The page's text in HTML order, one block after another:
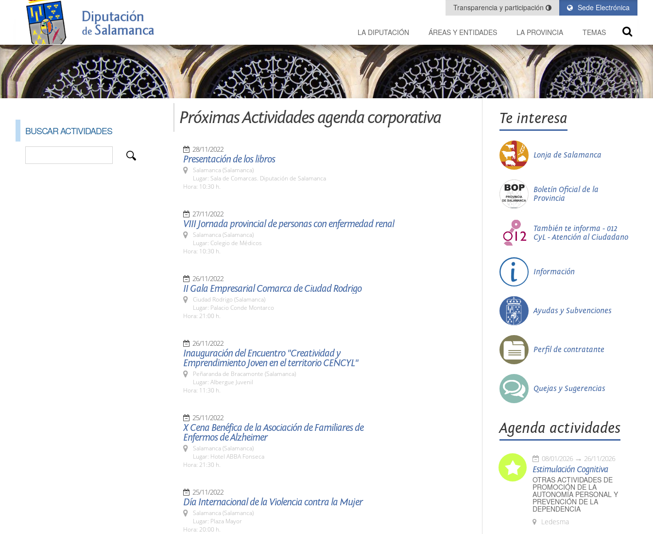
Sede Electrónica
Transparencia y participación
LA DIPUTACIÓN ÁREAS Y ENTIDADES LA PROVINCIA TEMAS
BUSCAR ACTIVIDADES
Próximas Actividades agenda corporativa
28/11/2022
Presentación de los libros
Salamanca (Salamanca)
Lugar: Sala de Comarcas. Diputación de Salamanca
Hora: 10:30 h.
27/11/2022
VIII Jornada provincial de personas con enfermedad renal
Salamanca (Salamanca)
Lugar: Colegio de Médicos
Hora: 10:30 h.
26/11/2022
II Gala Empresarial Comarca de Ciudad Rodrigo
Ciudad Rodrigo (Salamanca)
Lugar: Palacio Conde Montarco
Hora: 21:00 h.
26/11/2022
Inauguración del Encuentro "Creatividad y
Emprendimiento Joven en el territorio CENCYL"
Peñaranda de Bracamonte (Salamanca)
Lugar: Albergue Juvenil
Hora: 11:30 h.
25/11/2022
X Cena Benéfica de la Asociación de Familiares de
Enfermos de Alzheimer
Salamanca (Salamanca)
Lugar: Hotel ABBA Fonseca
Hora: 21:30 h.
25/11/2022
Día Internacional de la Violencia contra la Mujer
Salamanca (Salamanca)
Lugar: Plaza Mayor
Hora: 20:00 h.
Te interesa
Lonja de Salamanca
Boletín Oficial de la
Provincia
También te informa - 012
CyL - Atención al Ciudadano
Información
Ayudas y Subvenciones
Perfil de contratante
Quejas y Sugerencias
Agenda actividades
08/01/2026 26/11/2026
Estimulación Cognitiva
OTRAS ACTIVIDADES DE
PROMOCIÓN DE LA
AUTONOMÍA PERSONAL Y
PREVENCIÓN DE LA
DEPENDENCIA
Ledesma